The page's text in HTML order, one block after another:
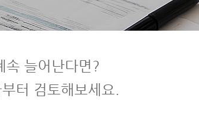
속 늘어난다면?
터 검토해보세요.